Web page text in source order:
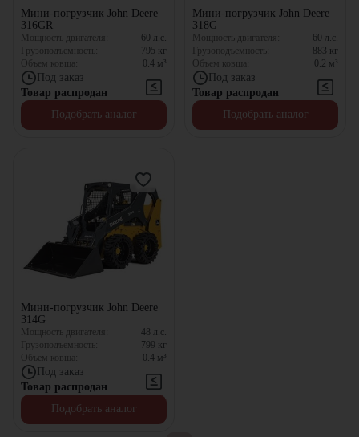
Мини-погрузчик John Deere
316GR
Мощность двигателя: 60 л.с.
Грузоподъемность:
795 кг
Объем ковша:
0.4 м³
Под заказ
Товар распродан
Подобрать аналог
Мини-погрузчик John Deere
318G
Мощность двигателя: 60 л.с.
Грузоподъемность:
883 кг
Объем ковша:
0.2 м³
Под заказ
Товар распродан
Подобрать аналог
Мини-погрузчик John Deere
314G
Мощность двигателя: 48 л.с.
Грузоподъемность:
799 кг
Объем ковша:
0.4 м³
Под заказ
Товар распродан
Подобрать аналог